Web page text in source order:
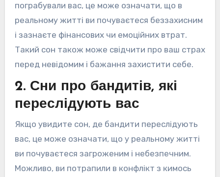
пограбували вас, це може означати, що в
реальному житті ви почуваєтеся беззахисним
і зазнаєте фінансових чи емоційних втрат.
Такий сон також може свідчити про ваш страх
перед невідомим і бажання захистити себе.
2. Сни про бандитів, які
переслідують вас
Якщо увидите сон, де бандити переслідують
вас, це може означати, що у реальному житті
ви почуваєтеся загроженим і небезпечним.
Можливо, ви потрапили в конфлікт з кимось